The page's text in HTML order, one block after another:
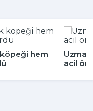
hem
acil